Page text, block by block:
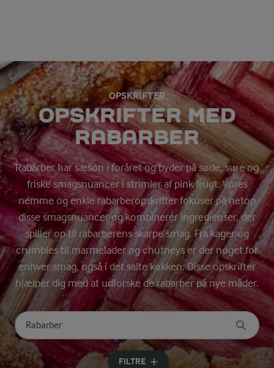
OPSKRIFTER
OPSKRIFTER MED
RABARBER
Rabarber har sæson i foråret og byder på søde, sure og
friske smagsnuancer i strimler af pink frugt. Vores
nemme og enkle rabarberopskrifter fokuser på netop
disse smagsnuancer og kombinerer ingredienser, der
spiller op til rabarberens skarpe smag. Fra kager og
crumbles til marmelader og chutneys er der noget for
enhver smag, også i det salte køkken. Disse opskrifter
hjælper dig med at udforske de rabarber på nye måder.
Søg på kategori
Indtast søgeord for at søge
FILTRE